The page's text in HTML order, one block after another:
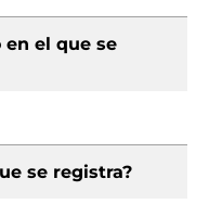
en el que se
se registra?